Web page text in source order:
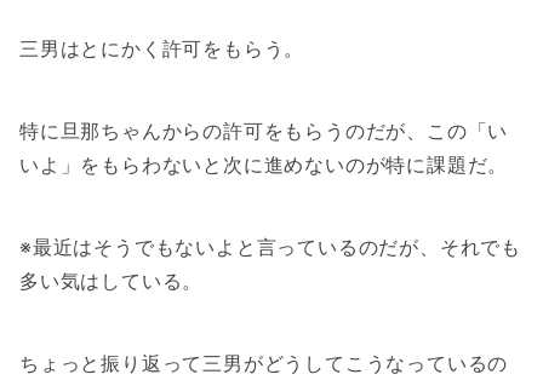
三男はとにかく許可をもらう。
特に旦那ちゃんからの許可をもらうのだが、この「い
いよ」をもらわないと次に進めないのが特に課題だ。
※最近はそうでもないよと言っているのだが、それでも
多い気はしている。
ちょっと振り返って三男がどうしてこうなっているの